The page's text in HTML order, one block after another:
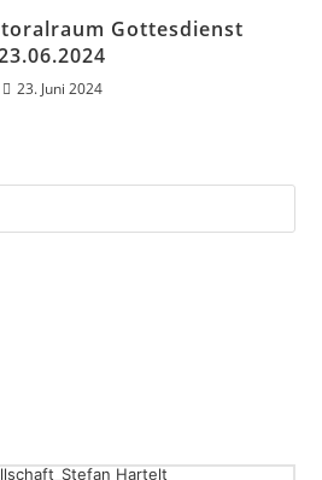
Gottesdienst
23. Juni 2024